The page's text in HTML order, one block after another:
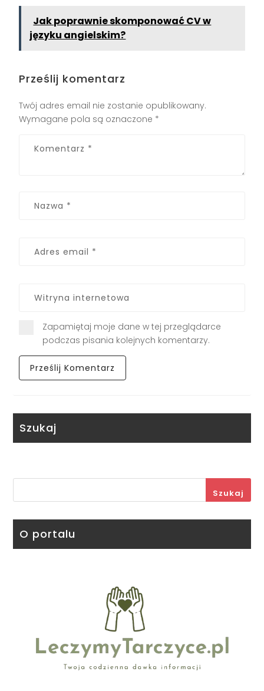
Jak poprawnie skomponować CV w
języku angielskim?
Prześlij komentarz
Twój adres email nie zostanie opublikowany.
Wymagane pola są oznaczone *
Zapamiętaj moje dane w tej przeglądarce
podczas pisania kolejnych komentarzy.
Szukaj
Szukaj
O portalu